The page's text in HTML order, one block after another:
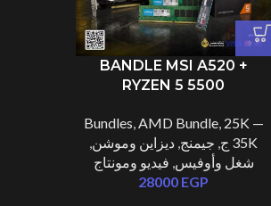
BANDLE MSI A520 +
RYZEN 5 5500
Bundles,AMD Bundle, 25K —
35K ج
, جيمنج, ديزاين وموشن,
شغل وأوفيس, فيديو ومونتاج
28000 EGP